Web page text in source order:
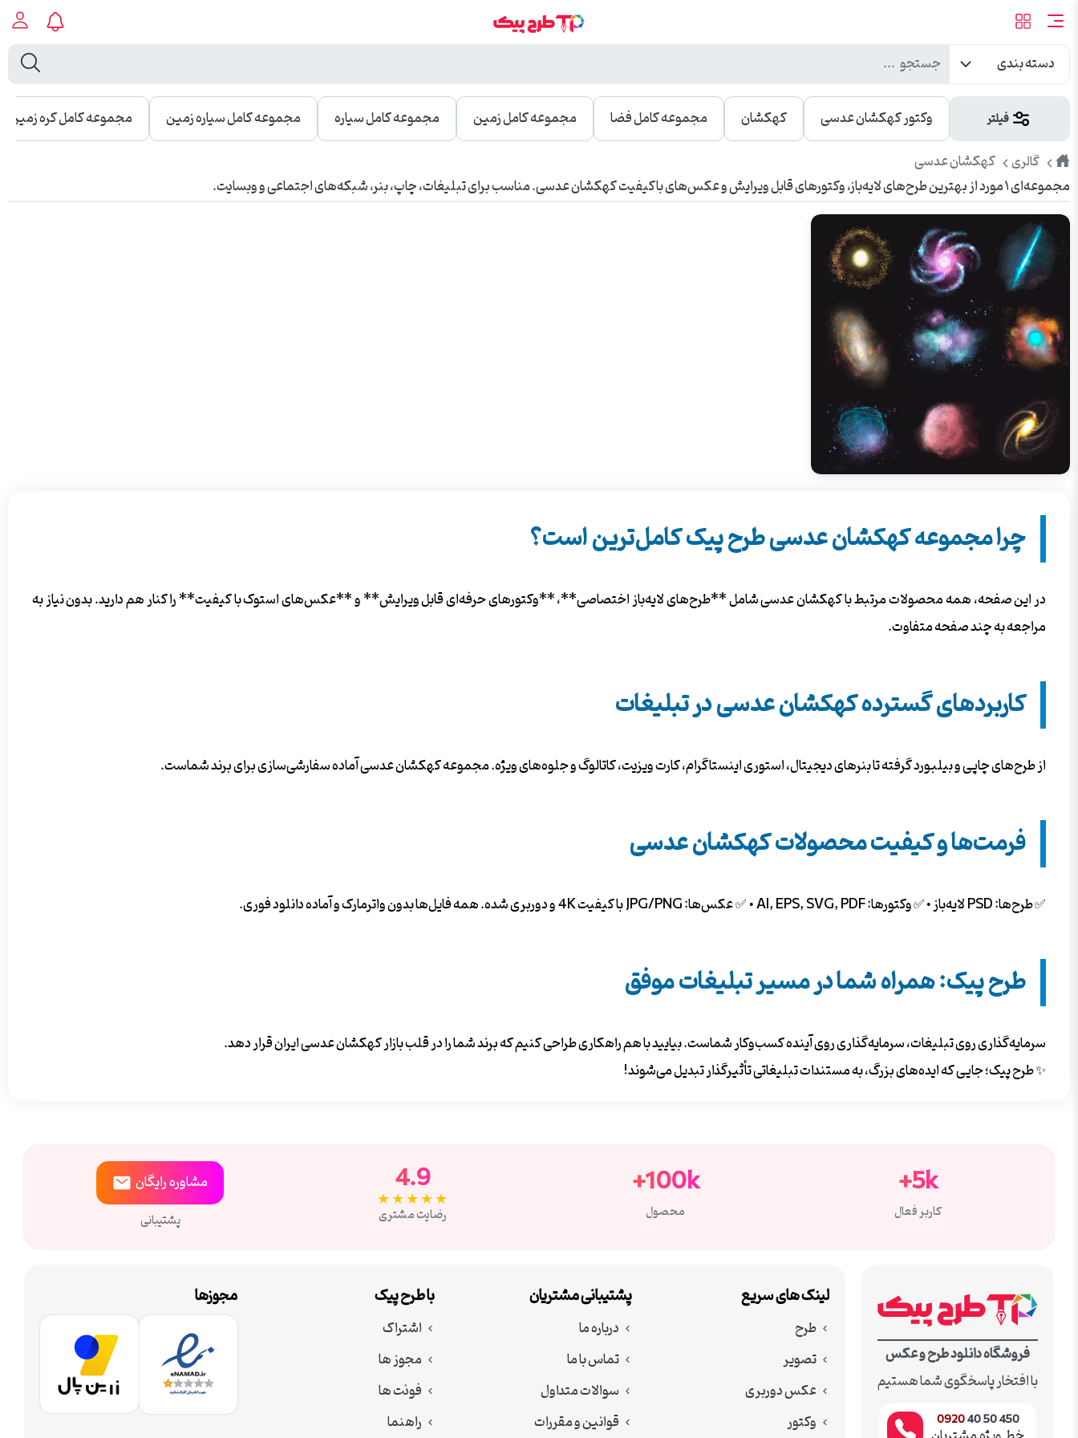
دسته بندی
فیلتر وکتور کهکشان عدسی کهکشان مجموعه کامل فضا مجموعه کامل زمین مجموعه کامل سیاره مجموعه کامل سیاره زمین مجموعه کامل کره زمین
طرح
پیک
گالری
کهکشان عدسی
مجموعه‌ای ۱ مورد از بهترین طرح‌های لایه‌باز، وکتورهای قابل ویرایش و عکس‌های باکیفیت کهکشان عدسی. مناسب برای تبلیغات، چاپ، بنر، شبکه‌های اجتماعی و وبسایت.
چرا مجموعه کهکشان عدسی طرح پیک کامل‌ترین است؟
در این صفحه، همه محصولات مرتبط با کهکشان عدسی شامل **طرح‌های لایه‌باز اختصاصی**، **وکتورهای حرفه‌ای قابل ویرایش** و **عکس‌های استوک با کیفیت** را کنار هم دارید. بدون نیاز به
مراجعه به چند صفحه متفاوت.
کاربردهای گسترده کهکشان عدسی در تبلیغات
از طرح‌های چاپی و بیلبورد گرفته تا بنرهای دیجیتال، استوری اینستاگرام، کارت ویزیت، کاتالوگ و جلوه‌های ویژه. مجموعه کهکشان عدسی آماده سفارشی‌سازی برای برند شماست.
فرمت‌ها و کیفیت محصولات کهکشان عدسی
✅ طرح‌ها: PSD لایه‌باز • ✅ وکتورها: AI, EPS, SVG, PDF • ✅ عکس‌ها: JPG/PNG با کیفیت 4K و دوربری شده. همه فایل‌ها بدون واترمارک و آماده دانلود فوری.
طرح پیک: همراه شما در مسیر تبلیغات موفق
سرمایه‌گذاری روی تبلیغات، سرمایه‌گذاری روی آینده کسب‌وکار شماست. بیایید با هم راهکاری طراحی کنیم که برند شما را در قلب بازار کهکشان عدسی ایران قرار دهد.
✨ طرح پیک؛ جایی که ایده‌های بزرگ، به مستندات تبلیغاتی تأثیرگذار تبدیل می‌شوند!
5k+
کاربر فعال
100k+
محصول
4.9
★★★★★
رضایت مشتری
مشاورهرایگان
پشتیبانی
فروشگاه دانلود طرح و عکس
با افتخار پاسخگوی شما هستیم
450 50 40
0920
لینک های سریع
طرح
تصویر
عکس دوربری
وکتور
پشتیبانی مشتریان
درباره ما
تماس با ما
سوالات متداول
قوانین و مقررات
با طرح پیک
اشتراک
مجوز ها
فونت ها
راهنما
مجوزها